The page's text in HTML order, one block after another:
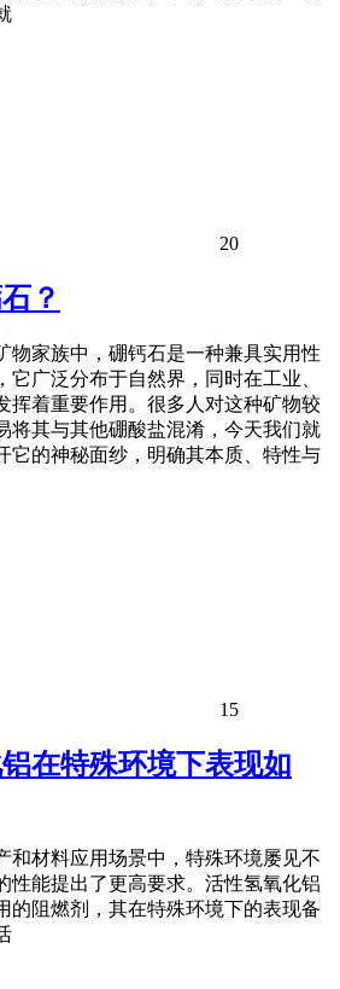
20
？
家族中，硼钙石是一种兼具实用性
它广泛分布于自然界，同时在工业、
挥着重要作用。很多人对这种矿物较
将其与其他硼酸盐混淆，今天我们就
它的神秘面纱，明确其本质、特性与
15
在特殊环境下表现如
材料应用场景中，特殊环境屡见不
性能提出了更高要求。活性氢氧化铝
的阻燃剂，其在特殊环境下的表现备